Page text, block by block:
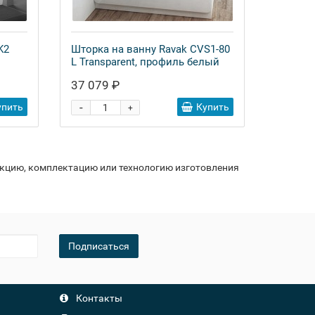
Шторка на ванну Ravak CVS1-80
L Transparent, профиль белый
37 079 ₽
+
- Купить
комплектацию или технологию изготовления
Подписаться
Контакты